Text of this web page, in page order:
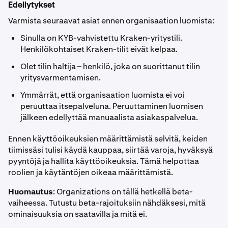
Edellytykset
Varmista seuraavat asiat ennen organisaation luomista:
Sinulla on KYB-vahvistettu Kraken-yritystili.
Henkilökohtaiset Kraken-tilit eivät kelpaa.
Olet tilin haltija – henkilö, joka on suorittanut tilin
yritysvarmentamisen.
Ymmärrät, että organisaation luomista ei voi
peruuttaa itsepalveluna. Peruuttaminen luomisen
jälkeen edellyttää manuaalista asiakaspalvelua.
Ennen käyttöoikeuksien määrittämistä selvitä, keiden
tiimissäsi tulisi käydä kauppaa, siirtää varoja, hyväksyä
pyyntöjä ja hallita käyttöoikeuksia. Tämä helpottaa
roolien ja käytäntöjen oikeaa määrittämistä.
Huomautus: Organizations on tällä hetkellä beta-
vaiheessa. Tutustu beta-rajoituksiin nähdäksesi, mitä
ominaisuuksia on saatavilla ja mitä ei.